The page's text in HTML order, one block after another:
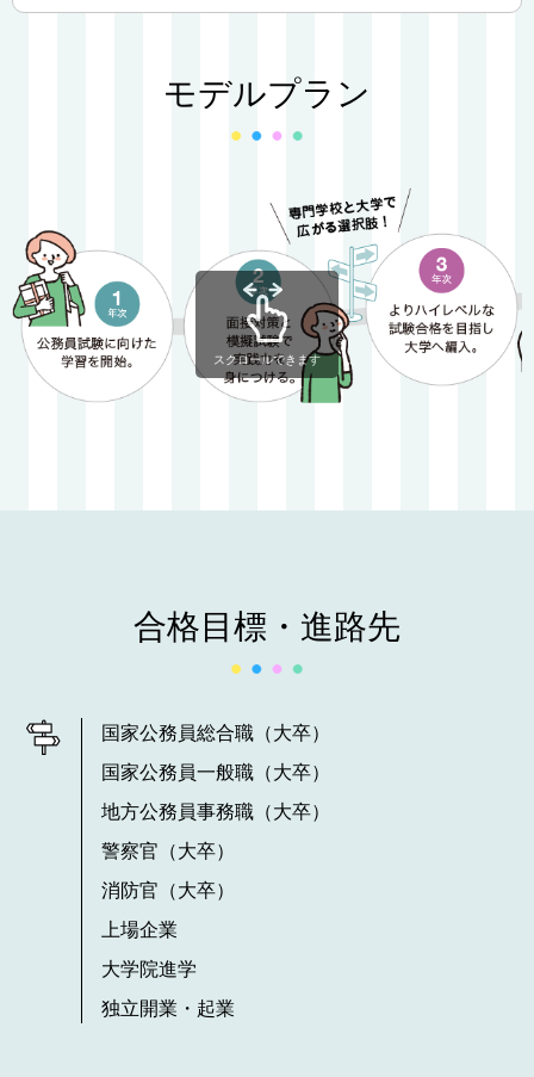
モデルプラン
スクロールできます
合格目標・進路先
国家公務員総合職（大卒）
国家公務員一般職（大卒）
地方公務員事務職（大卒）
警察官（大卒）
消防官（大卒）
上場企業
大学院進学
独立開業・起業